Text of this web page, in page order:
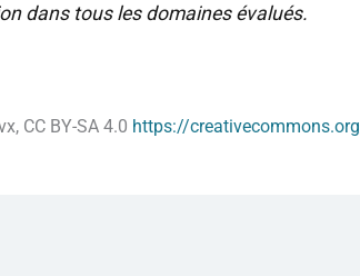
dans tous les domaines évalués.
CC BY-SA 4.0 https://